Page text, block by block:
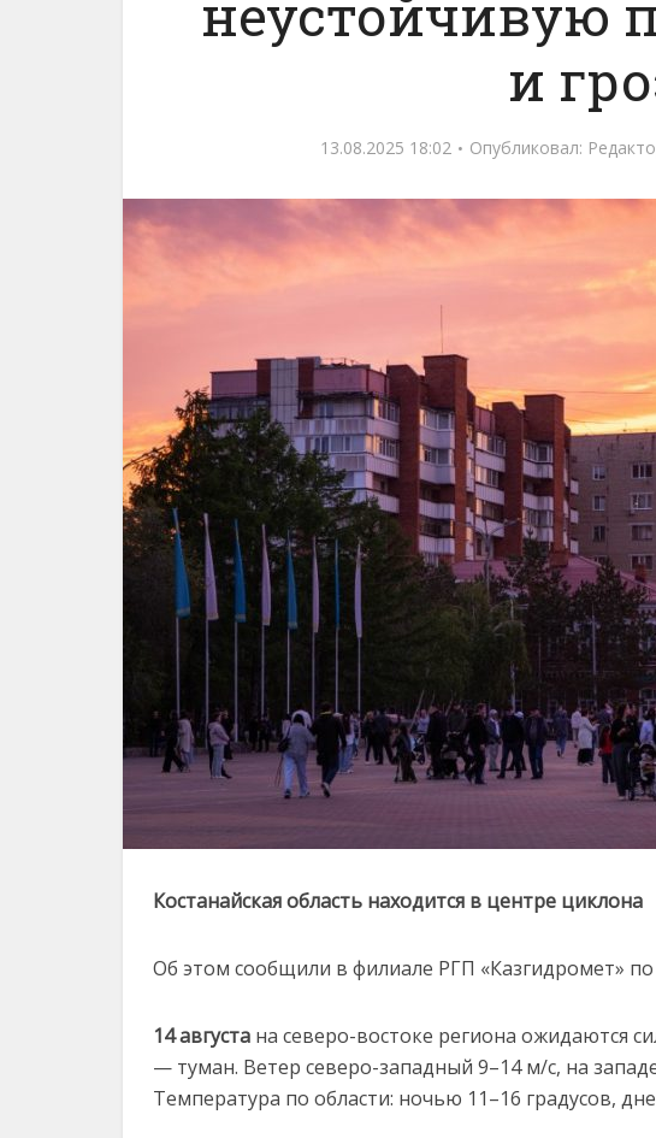
неустойчивую
и
13.08.2025 18:02 Опубликовал:
Костанайская область находится в центре циклона
Об этом сообщили в филиале РГП «Казгидромет» по
14 августа на северо-востоке региона ожидаются
— туман. Ветер северо-западный 9–14 м/с, на
Температура по области: ночью 11–16 градусов,